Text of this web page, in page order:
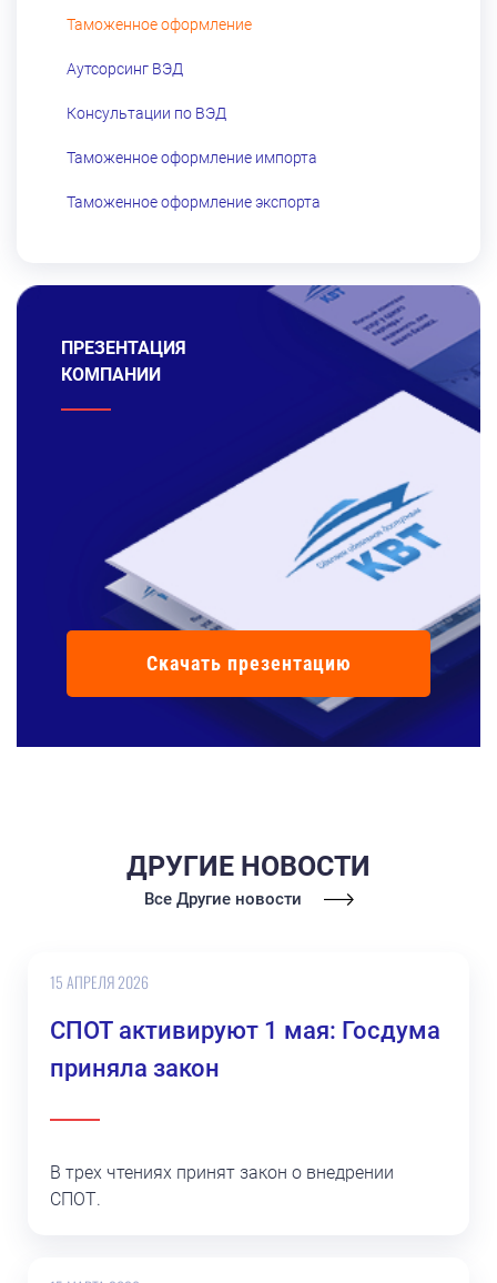
Таможенное оформление
Аутсорсинг ВЭД
Консультации по ВЭД
Таможенное оформление импорта
Таможенное оформление экспорта
ПРЕЗЕНТАЦИЯ
КОМПАНИИ
Скачать презентацию
ДРУГИЕ НОВОСТИ
Все Другие новости
15 АПРЕЛЯ 2026
СПОТ активируют 1 мая: Госдума
приняла закон
В трех чтениях принят закон о внедрении
СПОТ.